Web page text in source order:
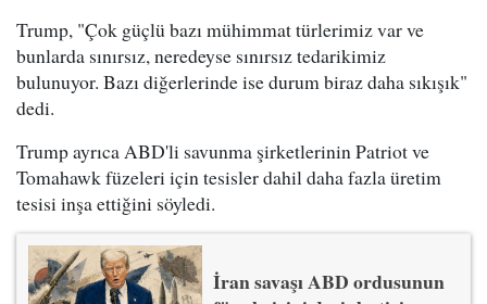
Trump, "Çok güçlü bazı mühimmat türlerimiz var ve
bunlarda sınırsız, neredeyse sınırsız tedarikimiz
bulunuyor. Bazı diğerlerinde ise durum biraz daha sıkışık"
dedi.
Trump ayrıca ABD'li savunma şirketlerinin Patriot ve
Tomahawk füzeleri için tesisler dahil daha fazla üretim
tesisi inşa ettiğini söyledi.
İran savaşı ABD ordusunun